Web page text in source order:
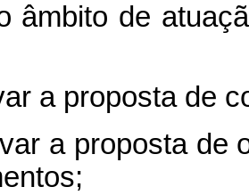
âmbito de
a proposta de
a proposta de